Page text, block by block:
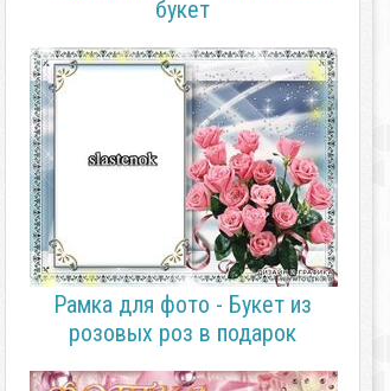
букет
Рамка для фото - Букет из
розовых роз в подарок